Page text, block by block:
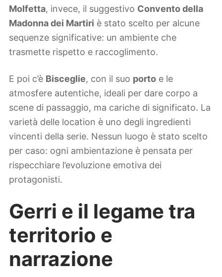
Molfetta, invece, il suggestivo Convento della
Madonna dei Martiri è stato scelto per alcune
sequenze significative: un ambiente che
trasmette rispetto e raccoglimento.
E poi c’è Bisceglie, con il suo porto e le
atmosfere autentiche, ideali per dare corpo a
scene di passaggio, ma cariche di significato. La
varietà delle location è uno degli ingredienti
vincenti della serie. Nessun luogo è stato scelto
per caso: ogni ambientazione è pensata per
rispecchiare l’evoluzione emotiva dei
protagonisti.
Gerri e il legame tra
territorio e
narrazione